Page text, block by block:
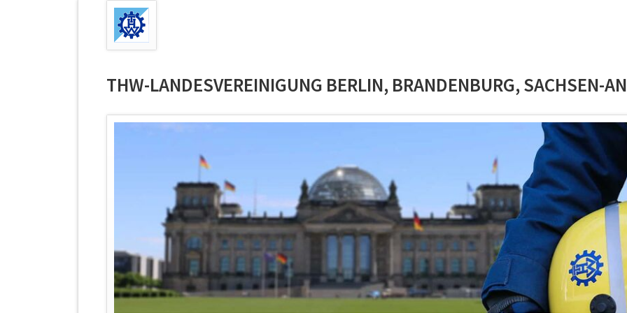
THW-LANDESVEREINIGUNG BERLIN, BRANDENBURG, SACHSEN-